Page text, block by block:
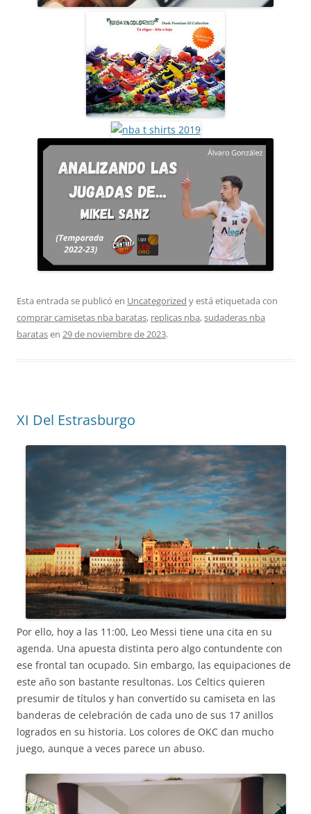
Esta entrada se publicó en Uncategorized y está etiquetada con
comprar camisetas nba baratas, replicas nba,sudaderas nba
baratasen 29 de noviembre de 2023.
XI Del Estrasburgo
Por ello, hoy a las 11:00, Leo Messi tiene una cita en su
agenda. Una apuesta distinta pero algo contundente con
ese frontal tan ocupado. Sin embargo, las equipaciones de
este año son bastante resultonas. Los Celtics quieren
presumir de títulos y han convertido su camiseta en las
banderas de celebración de cada uno de sus 17 anillos
logrados en su historia. Los colores de OKC dan mucho
juego, aunque a veces parece un abuso.